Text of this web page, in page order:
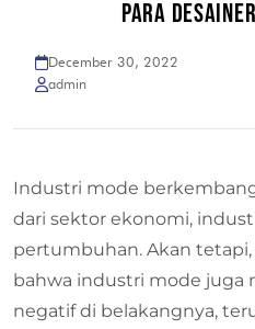
PARA
December 30, 2022
admin
Industri mode
dari sektor ekonomi,
pertumbuhan. Akan
bahwa industri mode juga
negatif di belakangnya,